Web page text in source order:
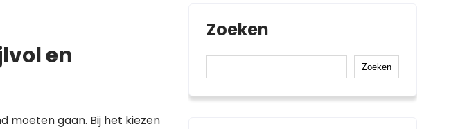
en
moeten gaan. Bij het kiezen
Zoeken
Zoeken